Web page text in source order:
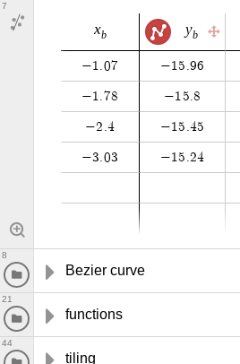
xb yb
−1 07 −15 96
−1 78 −1 5 8
−2 4 −15 45
−3 03 −15 24
7
Bezier curve
8
functions
21
tiling
44